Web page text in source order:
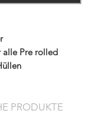
alle Pre rolled
PRODUKTE